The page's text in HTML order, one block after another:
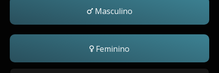
Masculino
Feminino